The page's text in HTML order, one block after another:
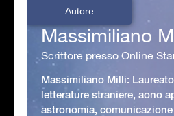
Autore
Massimiliano
Scrittore presso Online
Massimiliano Milli:
letterature straniere, aono
astronomia,